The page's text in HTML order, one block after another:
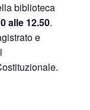
biblioteca
alle 12.50.
e